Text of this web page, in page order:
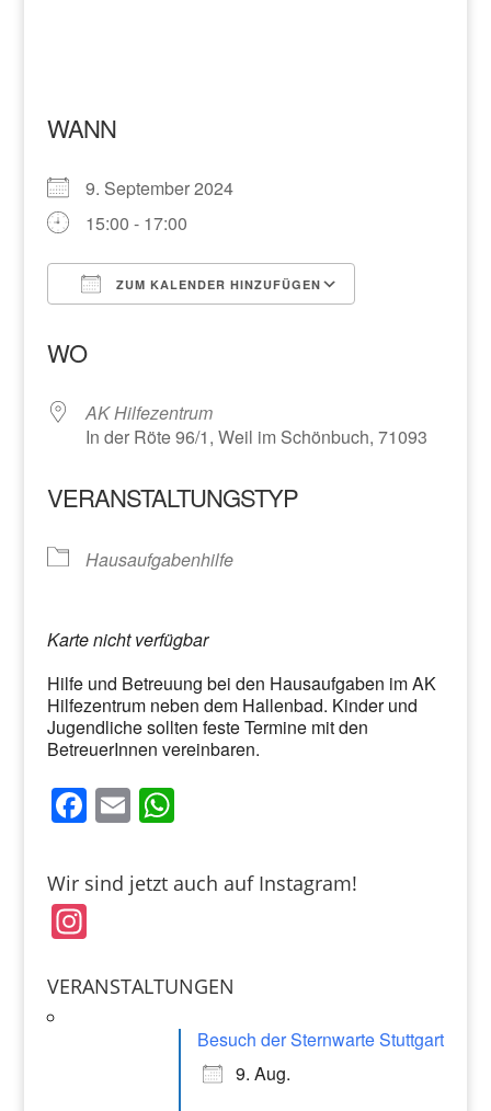
WANN
9. September 2024
15:00 - 17:00
ZUM KALENDER HINZUFÜGEN
WO
AK Hilfezentrum
In der Röte 96/1, Weil im Schönbuch, 71093
VERANSTALTUNGSTYP
Hausaufgabenhilfe
Karte nicht verfügbar
Hilfe und Betreuung bei den Hausaufgaben im AK
Hilfezentrum neben dem Hallenbad. Kinder und
Jugendliche sollten feste Termine mit den
BetreuerInnen vereinbaren.
F
c
e
b
o
E
ai
l
W
at
p
Wir sind jetzt auch auf Instagram!
In
a
VERANSTALTUNGEN
Besuch der Sternwarte Stuttgart
9. Aug.